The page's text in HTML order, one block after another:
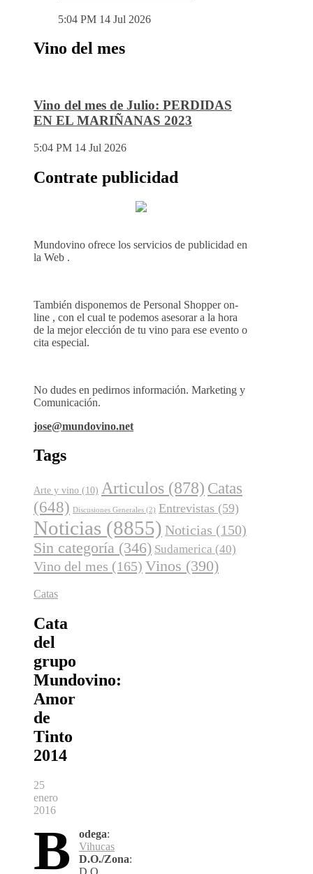
5:04 PM 14 Jul 2026
Vino del mes
Vino del mes de Julio: PERDIDAS
EN EL MARIÑANAS 2023
5:04 PM 14 Jul 2026
Contrate publicidad
Mundovino ofrece los servicios de publicidad en
la Web .
También disponemos de Personal Shopper on-
line , con el cual te podemos asesorar a la hora
de la mejor elección de tu vino para ese evento o
cita especial.
No dudes en pedirnos información. Marketing y
Comunicación.
jose@mundovino.net
Tags
Arte y vino (10) Articulos (878) Catas
(648) Discusiones Generales (2) Entrevistas (59)
Noticias (8855) Noticias (150)
Sin categoría (346) Sudamerica (40)
Vino del mes (165) Vinos (390)
Catas
Cata
del
grupo
Mundovino:
Amor
de
Tinto
2014
25
enero
2016
B odega:
Vihucas
D.O./Zona: